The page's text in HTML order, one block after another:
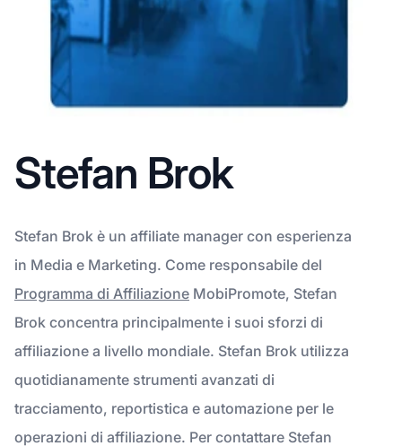
Stefan Brok
Stefan Brok è un affiliate manager con esperienza
in Media e Marketing. Come responsabile del
Programma di Affiliazione MobiPromote, Stefan
Brok concentra principalmente i suoi sforzi di
affiliazione a livello mondiale. Stefan Brok utilizza
quotidianamente strumenti avanzati di
tracciamento, reportistica e automazione per le
operazioni di affiliazione. Per contattare Stefan